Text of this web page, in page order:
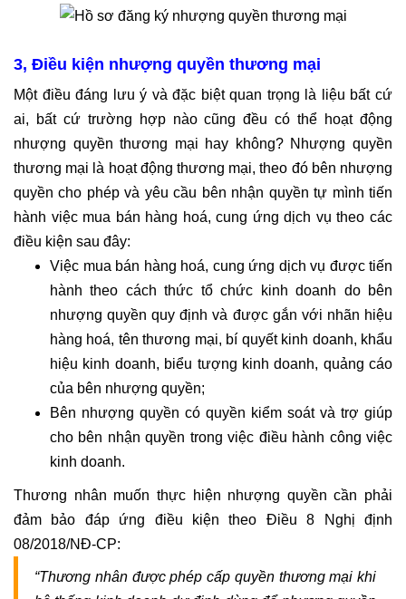
3, Điều kiện nhượng quyền thương mại
Một điều đáng lưu ý và đặc biệt quan trọng là liệu bất cứ
ai, bất cứ trường hợp nào cũng đều có thể hoạt động
nhượng quyền thương mại hay không? Nhượng quyền
thương mại là hoạt động thương mại, theo đó bên nhượng
quyền cho phép và yêu cầu bên nhận quyền tự mình tiến
hành việc mua bán hàng hoá, cung ứng dịch vụ theo các
điều kiện sau đây:
Việc mua bán hàng hoá, cung ứng dịch vụ được tiến
hành theo cách thức tổ chức kinh doanh do bên
nhượng quyền quy định và được gắn với nhãn hiệu
hàng hoá, tên thương mại, bí quyết kinh doanh, khẩu
hiệu kinh doanh, biểu tượng kinh doanh, quảng cáo
của bên nhượng quyền;
Bên nhượng quyền có quyền kiểm soát và trợ giúp
cho bên nhận quyền trong việc điều hành công việc
kinh doanh.
Thương nhân muốn thực hiện nhượng quyền cần phải
đảm bảo đáp ứng điều kiện theo Điều 8 Nghị định
08/2018/NĐ-CP:
“Thương nhân được phép cấp quyền thương mại khi